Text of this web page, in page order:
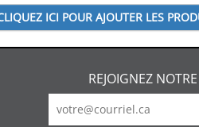
REJOIGNEZ